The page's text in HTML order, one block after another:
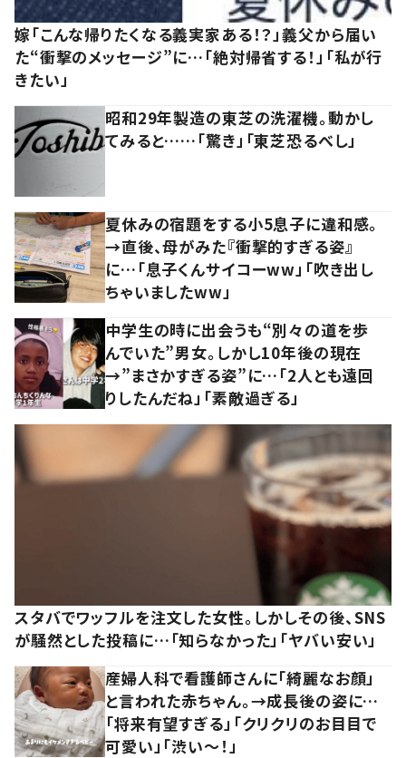
嫁「こんな帰りたくなる義実家ある！？」義父から届い
た“衝撃のメッセージ”に…「絶対帰省する！」「私が行
きたい」
昭和29年製造の東芝の洗濯機。動かし
てみると……「驚き」「東芝恐るべし」
夏休みの宿題をする小5息子に違和感。
→直後、母がみた『衝撃的すぎる姿』
に…「息子くんサイコーww」「吹き出し
ちゃいましたww」
中学生の時に出会うも“別々の道を歩
んでいた”男女。しかし10年後の現在
→”まさかすぎる姿”に…「2人とも遠回
りしたんだね」「素敵過ぎる」
スタバでワッフルを注文した女性。しかしその後、SNS
が騒然とした投稿に…「知らなかった」「ヤバい安い」
産婦人科で看護師さんに「綺麗なお顔」
と言われた赤ちゃん。→成長後の姿に…
「将来有望すぎる」「クリクリのお目目で
可愛い」「渋い～！」